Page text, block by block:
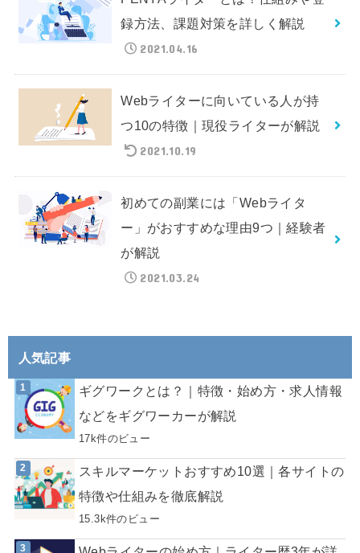
録方法、課題対策を詳しく解説
2021.04.16
Webライターに向いている人が持
つ10の特徴｜現役ライターが解説
2021.10.19
初めての副業には「Webライタ
ー」がおすすめな理由9つ｜経験者
が解説
2021.03.24
人気記事
ギグワークとは？｜特徴・始め方・求人情報
などをギグワーカーが解説
17k件のビュー
スキルマーケットおすすめ10選｜各サイトの
特徴や仕組みを徹底解説
15.3k件のビュー